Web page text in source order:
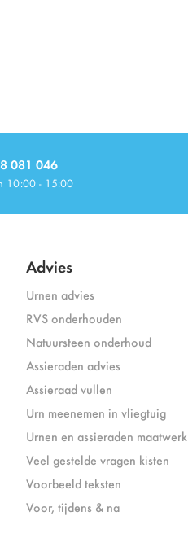
081 046
10:00 - 15:00
Advies
Urnen advies
RVS onderhouden
Natuursteen onderhoud
Assieraden advies
Assieraad vullen
Urn meenemen in vliegtuig
Urnen en assieraden maatwerk
Veel gestelde vragen kisten
Voorbeeld teksten
Voor, tijdens & na